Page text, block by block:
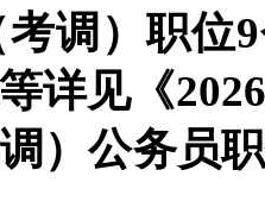
调）职位
详见《2026
）公务员